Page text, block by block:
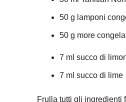
50 g lamponi
50 g more
7 ml succo di
7 ml succo di lime
Frulla tutti gli ingredienti